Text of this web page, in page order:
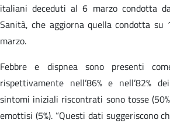
italiani deceduti al 6 marzo condotta
Sanità, che aggiorna quella condotta
marzo.
Febbre e dispnea sono presenti
rispettivamente nell’86% e nell’82%
sintomi iniziali riscontrati sono tosse
emottisi (5%). “Questi dati suggeriscono